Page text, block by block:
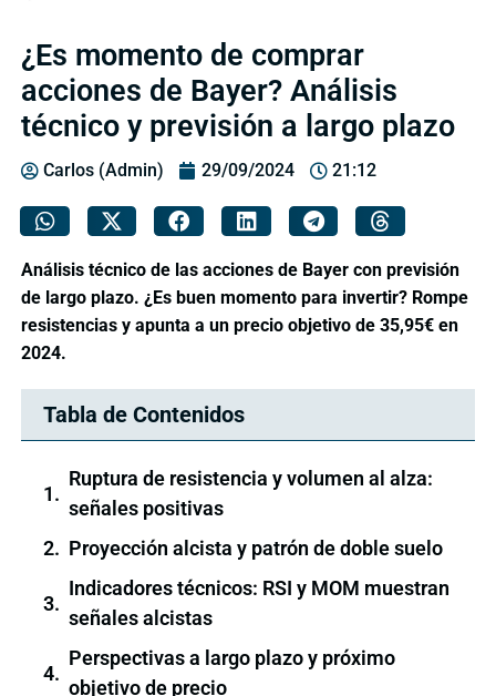
¿Es momento de comprar
acciones de Bayer? Análisis
técnico y previsión a largo plazo
Carlos (Admin) 29/09/2024 21:12
Análisis técnico de las acciones de Bayer con previsión
de largo plazo. ¿Es buen momento para invertir? Rompe
resistencias y apunta a un precio objetivo de 35,95€ en
2024.
Tabla de Contenidos
Ruptura de resistencia y volumen al alza:
señales positivas
Proyección alcista y patrón de doble suelo
Indicadores técnicos: RSI y MOM muestran
señales alcistas
Perspectivas a largo plazo y próximo
objetivo de precio